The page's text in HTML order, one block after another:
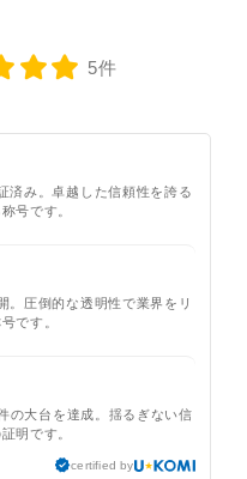
5件
済み。卓越した信頼性を誇る
号です。
。圧倒的な透明性で業界をリ
です。
の大台を達成。揺るぎない信
明です。
certified by